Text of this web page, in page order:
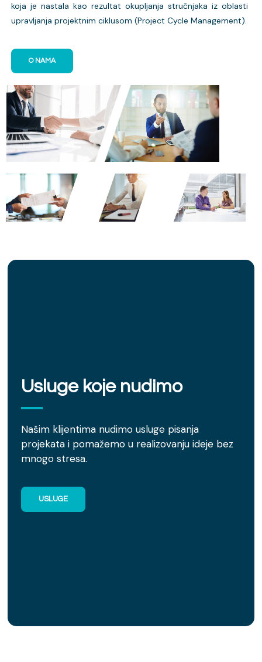
koja je nastala kao rezultat okupljanja stručnjaka iz oblasti
upravljanja projektnim ciklusom (Project Cycle Management).
O NAMA
Usluge koje nudimo
Našim klijentima nudimo usluge pisanja
projekata i pomažemo u realizovanju ideje bez
mnogo stresa.
USLUGE